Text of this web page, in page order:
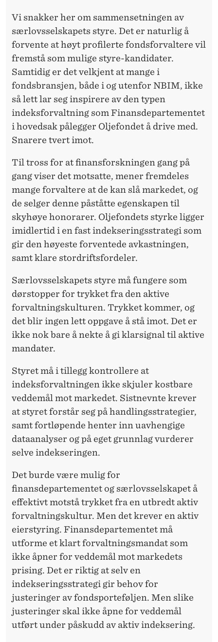
Vi snakker her om sammensetningen av
særlovsselskapets styre. Det er naturlig å
forvente at høyt profilerte fondsforvaltere vil
fremstå som mulige styre-kandidater.
Samtidig er det velkjent at mange i
fondsbransjen, både i og utenfor NBIM, ikke
så lett lar seg inspirere av den typen
indeksforvaltning som Finansdepartementet
i hovedsak pålegger Oljefondet å drive med.
Snarere tvert imot.
Til tross for at finansforskningen gang på
gang viser det motsatte, mener fremdeles
mange forvaltere at de kan slå markedet, og
de selger denne påståtte egenskapen til
skyhøye honorarer. Oljefondets styrke ligger
imidlertid i en fast indekseringsstrategi som
gir den høyeste forventede avkastningen,
samt klare stordriftsfordeler.
Særlovsselskapets styre må fungere som
dørstopper for trykket fra den aktive
forvaltningskulturen. Trykket kommer, og
det blir ingen lett oppgave å stå imot. Det er
ikke nok bare å nekte å gi klarsignal til aktive
mandater.
Styret må i tillegg kontrollere at
indeksforvaltningen ikke skjuler kostbare
veddemål mot markedet. Sistnevnte krever
at styret forstår seg på handlingsstrategier,
samt fortløpende henter inn uavhengige
dataanalyser og på eget grunnlag vurderer
selve indekseringen.
Det burde være mulig for
finansdepartementet og særlovsselskapet å
effektivt motstå trykket fra en utbredt aktiv
forvaltningskultur. Men det krever en aktiv
eierstyring. Finansdepartementet må
utforme et klart forvaltningsmandat som
ikke åpner for veddemål mot markedets
prising. Det er riktig at selv en
indekseringsstrategi gir behov for
justeringer av fondsporteføljen. Men slike
justeringer skal ikke åpne for veddemål
utført under påskudd av aktiv indeksering.